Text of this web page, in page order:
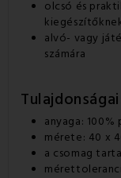
olcsó és
alvó- vagy
számára
anyaga: 100%
mérete: 40 x
a csomag